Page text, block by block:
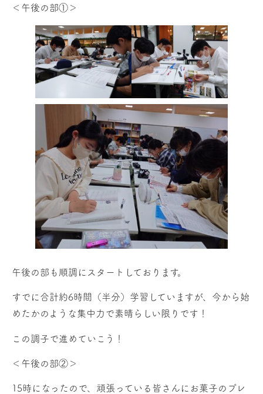
＜午後の部①＞
午後の部も順調にスタートしております。
すでに合計約6時間（半分）学習していますが、今から始
めたかのような集中力で素晴らしい限りです！
この調子で進めていこう！
＜午後の部②＞
15時になったので、頑張っている皆さんにお菓子のプレ